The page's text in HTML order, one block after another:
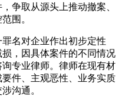
争取从源头上推动撤案、
围。
罪名对企业作出初步定性
，因具体案件的不同情况
专业律师。律师在现有材
件、主观恶性、业务实质
沟通。